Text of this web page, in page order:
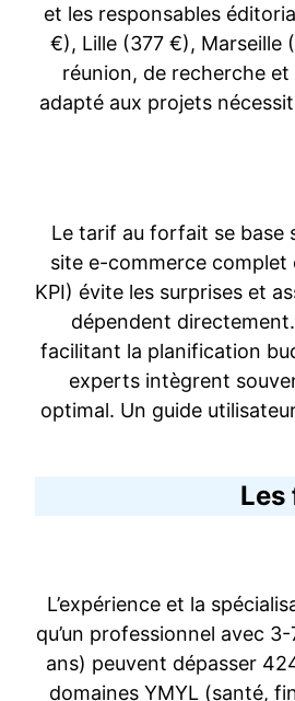
et les responsables
€), Lille (377 €), Marseille
réunion, de recherche
adapté aux projets
Le tarif au forfait se base
site e-commerce
KPI) évite les surprises et
dépendent directement.
facilitant la planification
experts intègrent
optimal. Un guide
Les
L’expérience et la
qu’un professionnel avec
ans) peuvent dépasser
domaines YMYL (santé,